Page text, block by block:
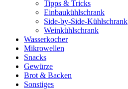
Tipps & Tricks
Einbaukühlschrank
Side-by-Side-Kühlschrank
Weinkühlschrank
Wasserkocher
Mikrowellen
Snacks
Gewürze
Brot & Backen
Sonstiges